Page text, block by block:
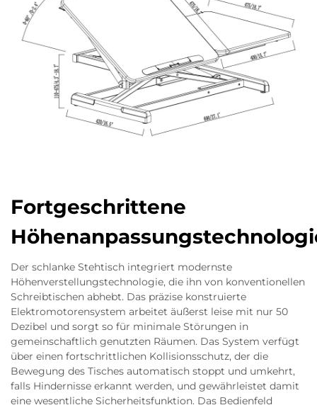
Fortgeschrittene
Der schlanke Stehtisch integriert modernste
Höhenverstellungstechnologie, die ihn von konventionellen
Schreibtischen abhebt. Das präzise konstruierte
Elektromotorensystem arbeitet äußerst leise mit nur 50
Dezibel und sorgt so für minimale Störungen in
gemeinschaftlich genutzten Räumen. Das System verfügt
über einen fortschrittlichen Kollisionsschutz, der die
Bewegung des Tisches automatisch stoppt und umkehrt,
falls Hindernisse erkannt werden, und gewährleistet damit
eine wesentliche Sicherheitsfunktion. Das Bedienfeld